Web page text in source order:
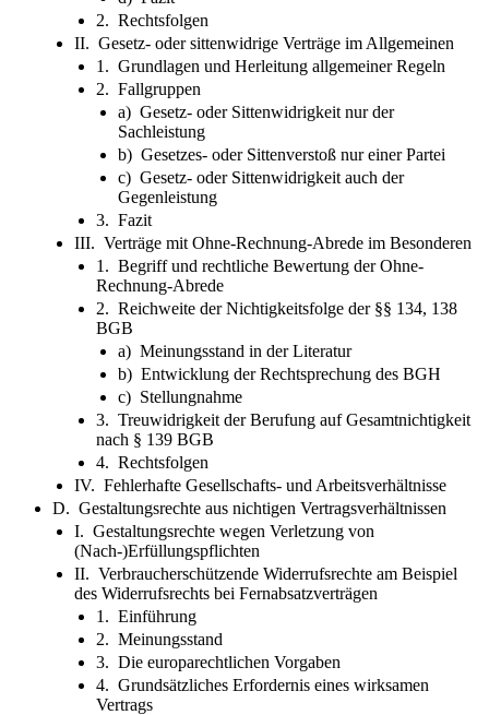
2. Rechtsfolgen
II. Gesetz- oder sittenwidrige Verträge im Allgemeinen
1. Grundlagen und Herleitung allgemeiner Regeln
2. Fallgruppen
a) Gesetz- oder Sittenwidrigkeit nur der
Sachleistung
b) Gesetzes- oder Sittenverstoß nur einer Partei
c) Gesetz- oder Sittenwidrigkeit auch der
Gegenleistung
3. Fazit
III. Verträge mit Ohne-Rechnung-Abrede im Besonderen
1. Begriff und rechtliche Bewertung der Ohne-
Rechnung-Abrede
2. Reichweite der Nichtigkeitsfolge der §§ 134, 138
BGB
a) Meinungsstand in der Literatur
b) Entwicklung der Rechtsprechung des BGH
c) Stellungnahme
3. Treuwidrigkeit der Berufung auf Gesamtnichtigkeit
nach § 139 BGB
4. Rechtsfolgen
IV. Fehlerhafte Gesellschafts- und Arbeitsverhältnisse
D. Gestaltungsrechte aus nichtigen Vertragsverhältnissen
I. Gestaltungsrechte wegen Verletzung von
(Nach-)Erfüllungspflichten
II. Verbraucherschützende Widerrufsrechte am Beispiel
des Widerrufsrechts bei Fernabsatzverträgen
1. Einführung
2. Meinungsstand
3. Die europarechtlichen Vorgaben
4. Grundsätzliches Erfordernis eines wirksamen
Vertrags